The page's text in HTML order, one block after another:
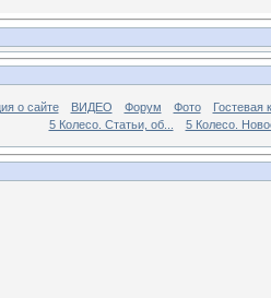
о сайте ВИДЕО Форум Фото
Гостевая
5 Колесо. Статьи, об...
5 Колесо.